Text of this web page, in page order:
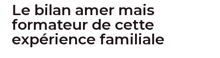
Le bilan amer mais
formateur de cette
expérience familiale